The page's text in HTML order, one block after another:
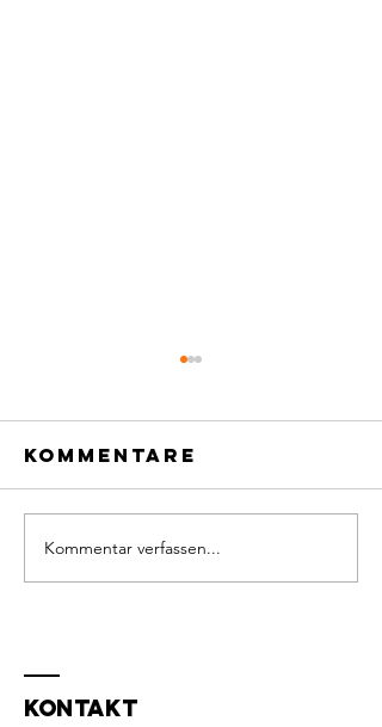
Defekter
Switch und
Kommentare
Kommentar verfassen...
Kontakt